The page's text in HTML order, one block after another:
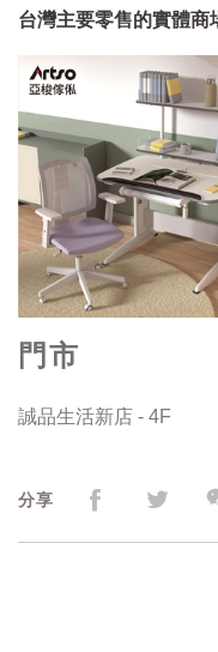
台灣主要零售的實體商
分享
門市
誠品生活新店 - 4F